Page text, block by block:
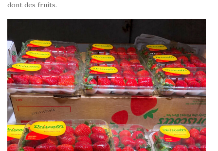
dont des fruits.